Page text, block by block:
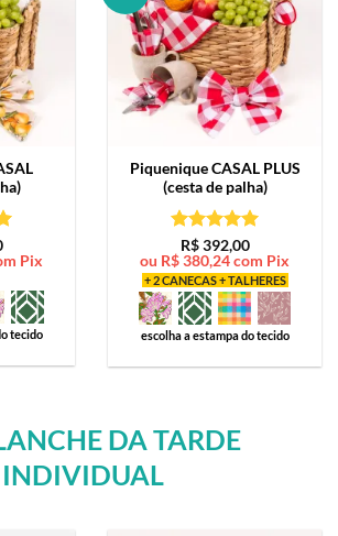
5
Pix
tecido
PiqueniqueCASAL PLUS
(cesta de palha)
Avaliação5
de 5
R$392,00
ou R$380,24com Pix
+ 2 CANECAS + TALHERES
escolha a estampa do tecido
DA TARDE
INDIVIDUAL